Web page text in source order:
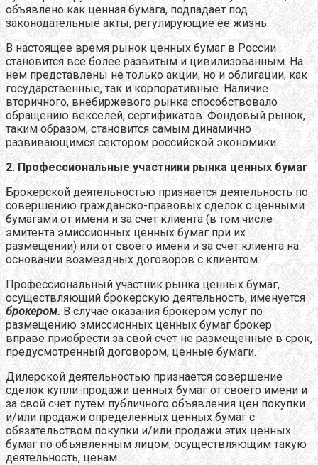
объявлено как ценная бумага, подпадает под
законодательные акты, регулирующие ее жизнь.
В настоящее время рынок ценных бумаг в России
становится все более развитым и цивилизованным. На
нем представлены не только акции, но и облигации, как
государственные, так и корпоративные. Наличие
вторичного, внебиржевого рынка способствовало
обращению векселей, сертификатов. Фондовый рынок,
таким образом, становится самым динамично
развивающимся сектором российской экономики.
2. Профессиональные участники рынка ценных бумаг
Брокерской деятельностью признается деятельность по
совершению гражданско-правовых сделок с ценными
бумагами от имени и за счет клиента (в том числе
эмитента эмиссионных ценных бумаг при их
размещении) или от своего имени и за счет клиента на
основании возмездных договоров с клиентом.
Профессиональный участник рынка ценных бумаг,
осуществляющий брокерскую деятельность, именуется
брокером. В случае оказания брокером услуг по
размещению эмиссионных ценных бумаг брокер
вправе приобрести за свой счет не размещенные в срок,
предусмотренный договором, ценные бумаги.
Дилерской деятельностью признается совершение
сделок купли-продажи ценных бумаг от своего имени и
за свой счет путем публичного объявления цен покупки
и/или продажи определенных ценных бумаг с
обязательством покупки и/или продажи этих ценных
бумаг по объявленным лицом, осуществляющим такую
деятельность, ценам.